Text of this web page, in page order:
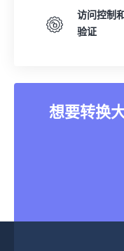
访问控制和
验证
想要转换